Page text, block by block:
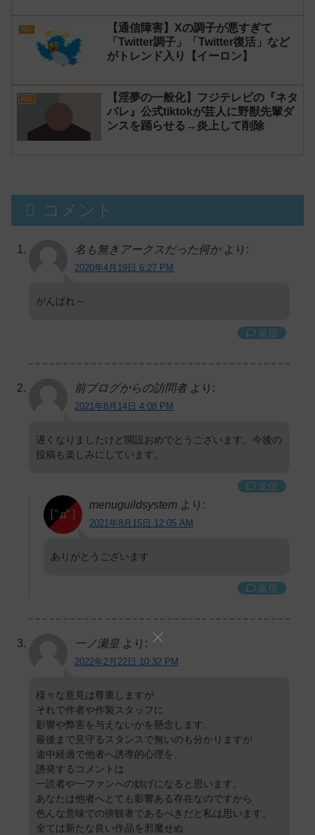
雑記
【通信障害】Xの調子が悪すぎて
「Twitter調子」「Twitter復活」など
がトレンド入り【イーロン】
雑記
【淫夢の一般化】フジテレビの『ネタ
パレ』公式tiktokが芸人に野獣先輩ダ
ンスを踊らせる→炎上して削除
コメント
名も無きアークスだった何か より:
2020年4月19日 6:27 PM
がんばれ～
返信
前ブログからの訪問者 より:
2021年8月14日 4:08 PM
遅くなりましたけど開設おめでとうございます。今後の
投稿も楽しみにしています。
返信
menuguildsystem より:
2021年8月15日 12:05 AM
ありがとうございます
返信
一ノ瀬皇 より:
2022年2月22日 10:32 PM
様々な意見は尊重しますが
それで作者や作製スタッフに
影響や弊害を与えないかを懸念します。
最後まで見守るスタンスで無いのも分かりますが
途中経過で他者へ誘導的心理を、
誘発するコメントは
一読者や一ファンへの妨げになると思います。
あなたは他者へとても影響ある存在なのですから
色んな意味での傍観者であるべきだと私は思います。
全ては新たな良い作品を邪魔せぬ